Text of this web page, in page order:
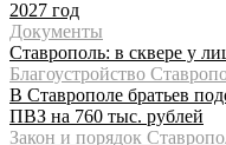
2027 год
Документы
Ставрополь: в сквере у
Благоустройство
В Ставрополе братьев
ПВЗ на 760 тыс. рублей
Закон и порядок